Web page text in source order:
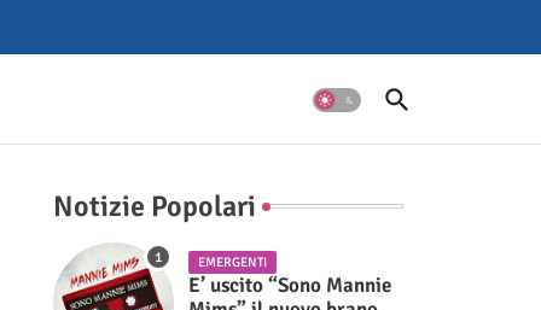
Notizie Popolari
EMERGENTI
E’ uscito “Sono Mannie